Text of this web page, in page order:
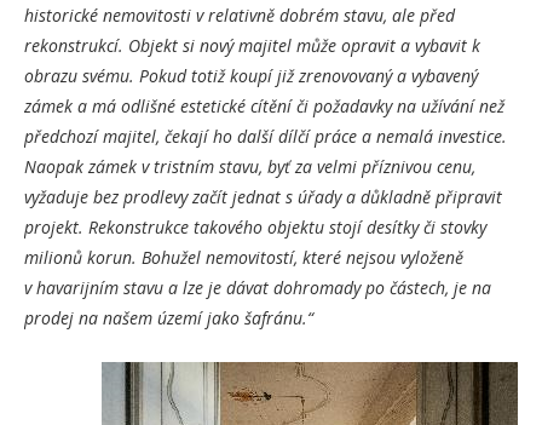
historické nemovitosti v relativně dobrém stavu, ale před
rekonstrukcí. Objekt si nový majitel může opravit a vybavit k
obrazu svému. Pokud totiž koupí již zrenovovaný a vybavený
zámek a má odlišné estetické cítění či požadavky na užívání než
předchozí majitel, čekajího dalšídílčípráce a nemalá investice.
Naopak zámek v tristním stavu, byť za velmi příznivou cenu,
vyžaduje bez prodlevy začít jednat s úřady a důkladně připravit
projekt. Rekonstrukce takového objektu stojí desítky či stovky
milionů korun. Bohužel nemovitostí, které nejsou vyloženě
v havarijním stavu a lze je dávat dohromady po částech, je na
prodej na našem území jako šafránu.“